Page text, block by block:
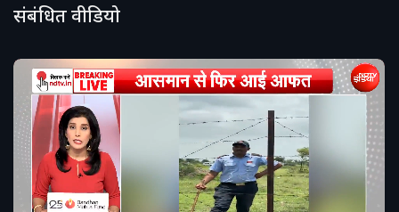
ओर से मुख्यमंत्री पद का दावेदार माना जा रहा है.
संबंधित वीडियो